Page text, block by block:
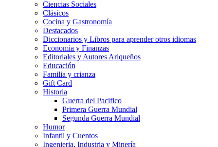
Ciencias Sociales
Clásicos
Cocina y Gastronomía
Destacados
Diccionarios y Libros para aprender otros idiomas
Economía y Finanzas
Editoriales y Autores Ariqueños
Educación
Familia y crianza
Gift Card
Historia
Guerra del Pacifico
Primera Guerra Mundial
Segunda Guerra Mundial
Humor
Infantil y Cuentos
Ingenieria, Industria y Minería